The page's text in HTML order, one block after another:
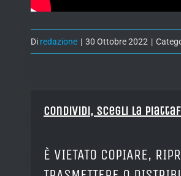
Di redazione | 30 Ottobre 2022 |
Condividi, Scegli la
È VIETATO COPIARE,